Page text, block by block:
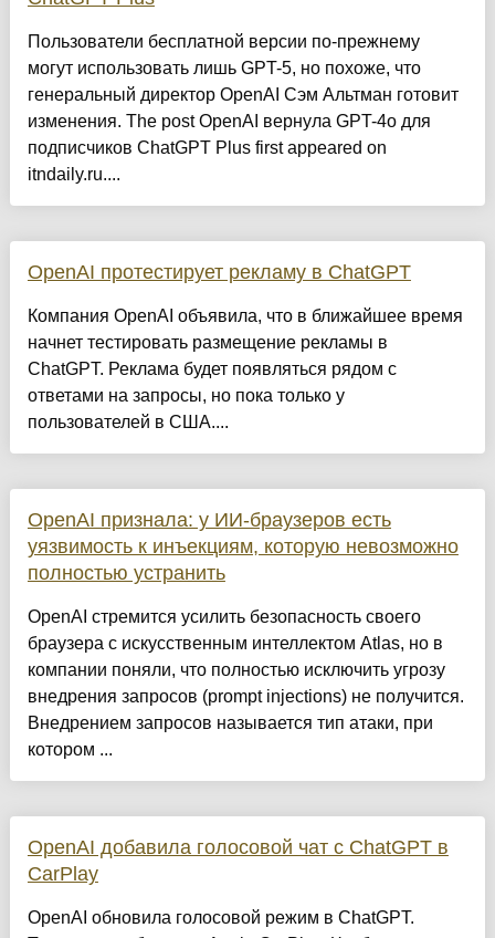
Пользователи бесплатной версии по-прежнему
могут использовать лишь GPT-5, но похоже, что
генеральный директор OpenAI Сэм Альтман готовит
изменения. The post OpenAI вернула GPT-4o для
подписчиков ChatGPT Plus first appeared on
itndaily.ru....
OpenAI протестирует рекламу в ChatGPT
Компания OpenAI объявила, что в ближайшее время
начнет тестировать размещение рекламы в
ChatGPT. Реклама будет появляться рядом с
ответами на запросы, но пока только у
пользователей в США....
OpenAI признала: у ИИ-браузеров есть
уязвимость к инъекциям, которую невозможно
полностью устранить
OpenAI стремится усилить безопасность своего
браузера с искусственным интеллектом Atlas, но в
компании поняли, что полностью исключить угрозу
внедрения запросов (prompt injections) не получится.
Внедрением запросов называется тип атаки, при
котором ...
OpenAI добавила голосовой чат с ChatGPT в
CarPlay
OpenAI обновила голосовой режим в ChatGPT.